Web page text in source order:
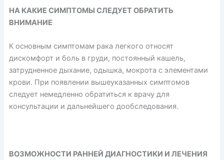
НА КАКИЕ СИМПТОМЫ СЛЕДУЕТ ОБРАТИТЬ
ВНИМАНИЕ
К основным симптомам рака легкого относят
дискомфорт и боль в груди, постоянный кашель,
затрудненное дыхание, одышка, мокрота с элементами
крови. При появлении вышеуказанных симптомов
следует немедленно обратиться к врачу для
консультации и дальнейшего дообследования.
ВОЗМОЖНОСТИ РАННЕЙ ДИАГНОСТИКИ И ЛЕЧЕНИЯ